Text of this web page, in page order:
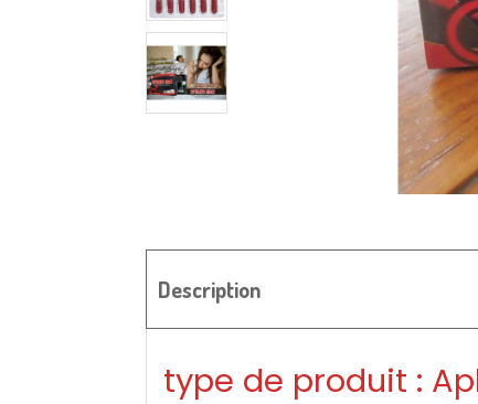
Description
type de produit :